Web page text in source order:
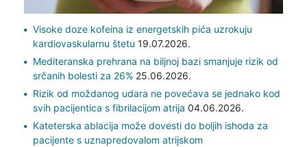
Visoke doze kofeina iz energetskih pića uzrokuju
kardiovaskularnu štetu 19.07.2026.
Mediteranska prehrana na biljnoj bazi smanjuje rizik od
srčanih bolesti za 26%25.06.2026.
Rizik od moždanog udara ne povećava se jednako kod
svih pacijentica s fibrilacijom atrija 04.06.2026.
Kateterska ablacija može dovesti do boljih ishoda za
pacijente s uznapredovalom atrijskom